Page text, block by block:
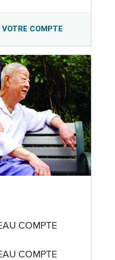
COMPTE
COMPTE
COMPTE